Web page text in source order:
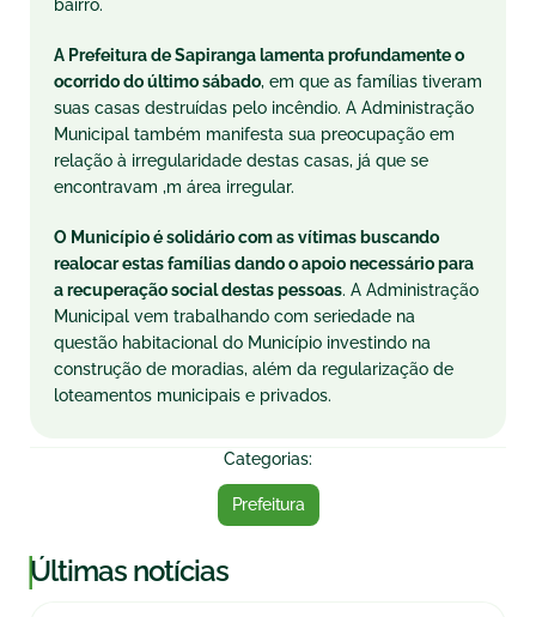
bairro.
A Prefeitura de Sapiranga lamenta profundamente o
ocorrido do último sábado, em que as famílias tiveram
suas casas destruídas pelo incêndio. A Administração
Municipal também manifesta sua preocupação em
relação à irregularidade destas casas, já que se
encontravam ,m área irregular.
O Município é solidário com as vítimas buscando
realocar estas famílias dando o apoio necessário para
a recuperação social destas pessoas. A Administração
Municipal vem trabalhando com seriedade na
questão habitacional do Município investindo na
construção de moradias, além da regularização de
loteamentos municipais e privados.
Categorias:
Prefeitura
|Últimas notícias